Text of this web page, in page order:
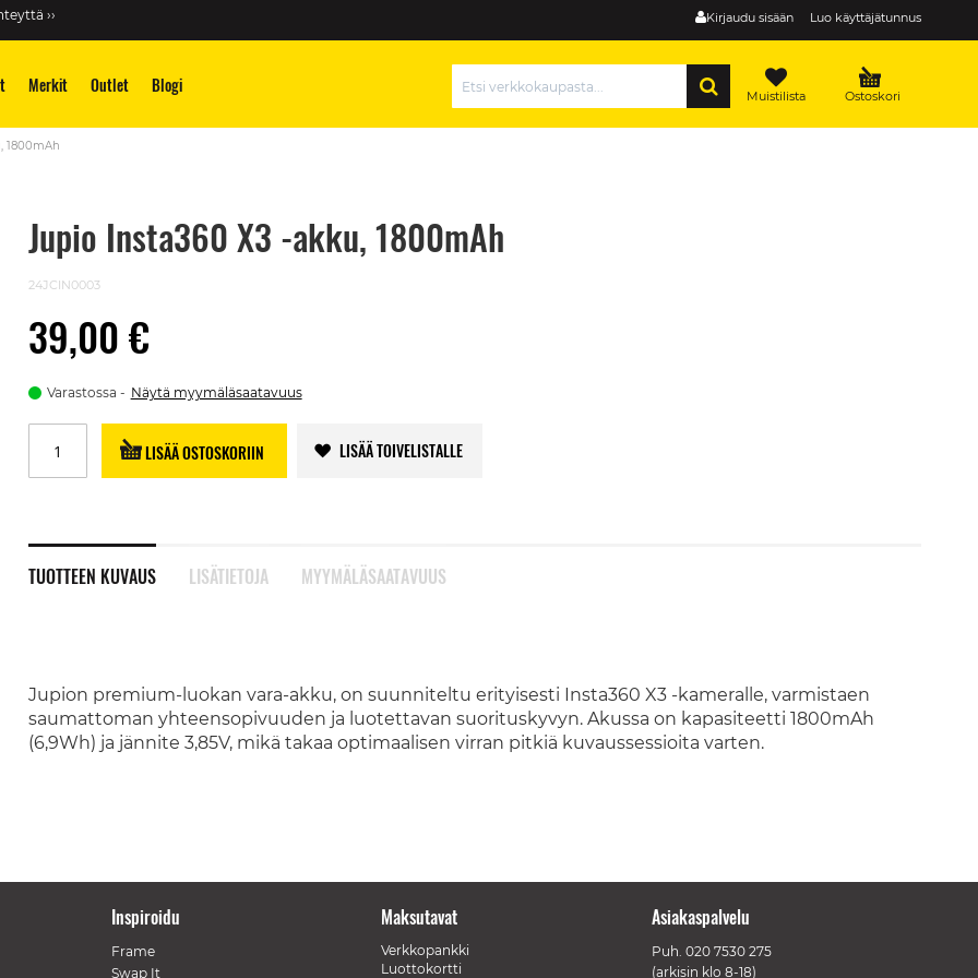
Kirjaudu sisään Luo käyttäjätunnus
››
Merkit Outlet Blogi Ostoskori
Muistilista
1800mAh
Jupio Insta360 X3 -akku, 1800mAh
24JCIN0003
39,00 €
Varastossa Näytä myymäläsaatavuus
LISÄÄ OSTOSKORIIN LISÄÄ TOIVELISTALLE
TUOTTEEN KUVAUS
Jupion premium-luokan vara-akku, on suunniteltu erityisesti Insta360 X3 -kameralle, varmistaen
saumattoman yhteensopivuuden ja luotettavan suorituskyvyn. Akussa on kapasiteetti 1800mAh
(6,9Wh) ja jännite 3,85V, mikä takaa optimaalisen virran pitkiä kuvaussessioita varten.
LISÄTIETOJA MYYMÄLÄSAATAVUUS
Inspiroidu
Frame
Swap It
Maksutavat
Verkkopankki
Luottokortti
Asiakaspalvelu
Puh. 020 7530 275
(arkisin klo 8-18)